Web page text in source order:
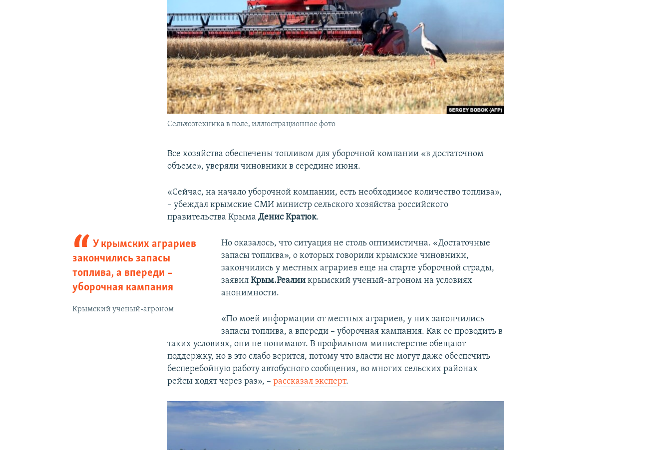
Сельхозтехника в поле, иллюстрационное фото
Все хозяйства обеспечены топливом для уборочной компании «в достаточном
объеме», уверяли чиновники в середине июня.
«Сейчас, на начало уборочной компании, есть необходимое количество топлива»,
– убеждал крымские СМИ министр сельского хозяйства российского
правительства КрымаДенис Кратюк.
У крымских аграриев
закончились запасы
топлива, а впереди –
уборочная кампания
Крымский ученый-агроном
Но оказалось, что ситуация не столь оптимистична. «Достаточные
запасы топлива», о которых говорили крымские чиновники,
закончились у местных аграриев еще на старте уборочной страды,
заявил Крым.Реалиикрымский ученый-агроном на условиях
анонимности.
«По моей информации от местных аграриев, у них закончились
запасы топлива, а впереди – уборочная кампания. Как ее проводить в
таких условиях, они не понимают. В профильном министерстве обещают
поддержку, но в это слабо верится, потому что власти не могут даже обеспечить
бесперебойную работу автобусного сообщения, во многих сельских районах
рейсы ходят через раз», –рассказал эксперт.